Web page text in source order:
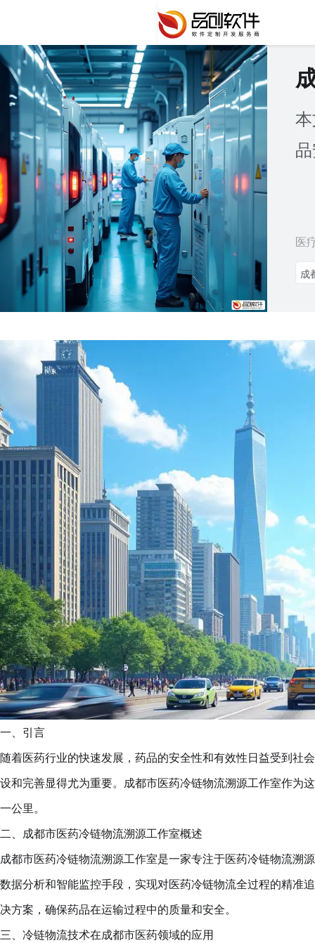
医
成
一、引言
随着医药行业的快速发展，药品的安全性和有效性日益受到社
设和完善显得尤为重要。成都市医药冷链物流溯源工作室作为
一公里。
二、成都市医药冷链物流溯源工作室概述
成都市医药冷链物流溯源工作室是一家专注于医药冷链物流溯
数据分析和智能监控手段，实现对医药冷链物流全过程的精准
决方案，确保药品在运输过程中的质量和安全。
三、冷链物流技术在成都市医药领域的应用